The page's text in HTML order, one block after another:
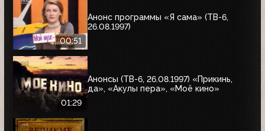
00:51
Анонс программы «Я сама» (ТВ-6,
26.08.1997)
01:29
Анонсы (ТВ-6, 26.08.1997) «Прикинь,
да», «Акулы пера», «Моё кино»